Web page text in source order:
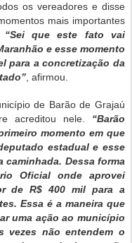
os vereadores e disse
mais importantes
“Sei que este fato vai
e esse momento
para a concretização da
, afirmou.
de Barão de Grajaú
acreditou nele. “Barão
momento em que
estadual e esse
caminhada. Dessa forma
Oficial onde aprovei
de R$ 400 mil para a
Essa é a maneira que
uma ação ao município
vezes não entendem o